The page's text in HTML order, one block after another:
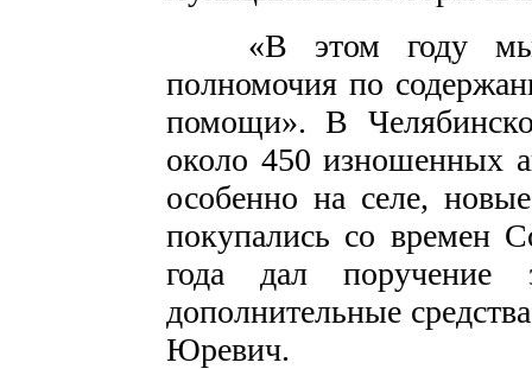
«В этом году мы
полномочия по
помощи». В
около 450 изношенных
особенно на селе,
покупались со времен
года дал поручение
дополнительные
Юревич.